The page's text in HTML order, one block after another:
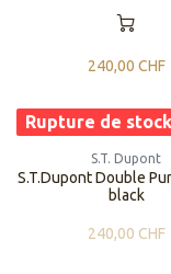
240,00 CHF
Rupture de stock
S.T. Dupont
S.T.Dupont Double
black
240,00 CHF